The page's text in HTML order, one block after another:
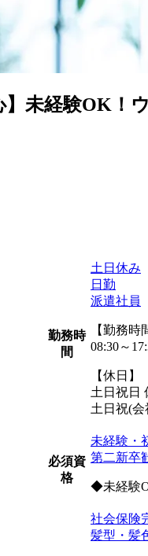
】未経験OK
勤務時
間
土日休み
日勤
派遣社員
【勤務時
08:30～
【休日】
土日祝日
土日祝(
必須資
格
未経験・
第二新卒
◆未経験
社会保険
髪型・髪